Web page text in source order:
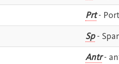
Prt-
Sp-
Antr-